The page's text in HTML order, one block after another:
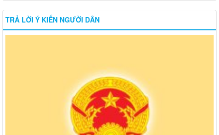
TRẢ LỜI Ý KIẾN NGƯỜI DÂN